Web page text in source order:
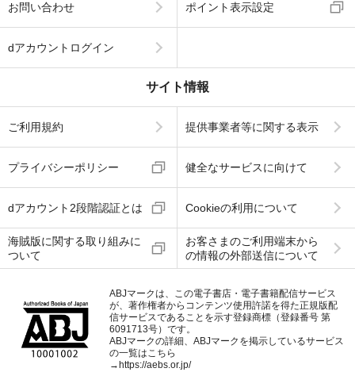
お問い合わせ ポイント表示設定
dアカウントログイン
サイト情報
ご利用規約 提供事業者等に関する表示
プライバシーポリシー 健全なサービスに向けて
dアカウント2段階認証とは Cookieの利用について
海賊版に関する取り組みに
ついて
お客さまのご利用端末から
の情報の外部送信について
ABJマークは、この電子書店・電子書籍配信サービス
が、著作権者からコンテンツ使用許諾を得た正規版配
信サービスであることを示す登録商標（登録番号 第
6091713号）です。
ABJマークの詳細、ABJマークを掲示しているサービス
の一覧はこちら
→ https://aebs.or.jp/